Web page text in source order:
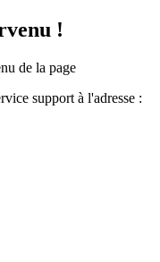
!
de la page
support à l'adresse :